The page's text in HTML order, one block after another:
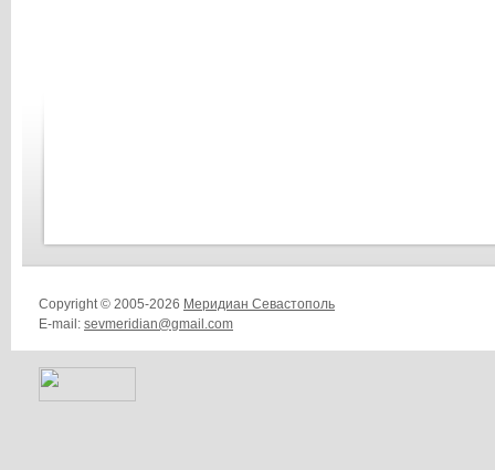
Copyright © 2005-2026 Меридиан Севастополь
E-mail: sevmeridian@gmail.com